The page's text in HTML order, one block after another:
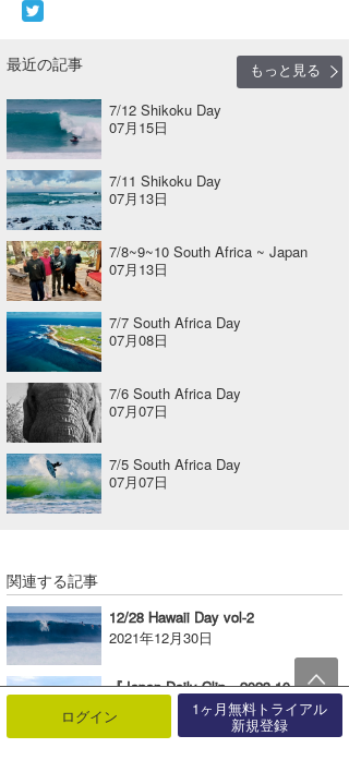
最近の記事
もっと見る
7/12 Shikoku Day
07月15日
7/11 Shikoku Day
07月13日
7/8~9~10 South Africa ~ Japan
07月13日
7/7 South Africa Day
07月08日
7/6 South Africa Day
07月07日
7/5 South Africa Day
07月07日
関連する記事
12/28 Hawaii Day vol-2
2021年12月30日
『Japan Daily Clip』2023.10.13 @ Shikoku / vol.2
2023年10月25日
ログイン 1ヶ月無料トライアル
新規登録